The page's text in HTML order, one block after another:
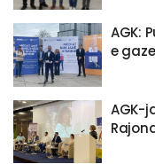
AGK:
e
AGK-